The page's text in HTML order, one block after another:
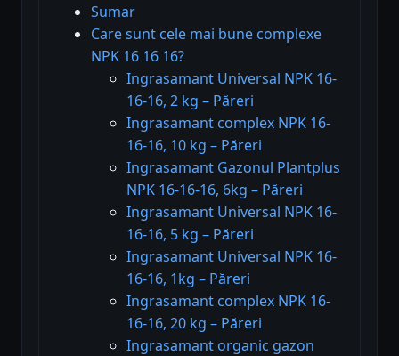
Sumar
Care sunt cele mai bune complexe
NPK 16 16 16?
Ingrasamant Universal NPK 16-
16-16, 2 kg – Păreri
Ingrasamant complex NPK 16-
16-16, 10 kg – Păreri
Ingrasamant Gazonul Plantplus
NPK 16-16-16, 6kg – Păreri
Ingrasamant Universal NPK 16-
16-16, 5 kg – Păreri
Ingrasamant Universal NPK 16-
16-16, 1kg – Păreri
Ingrasamant complex NPK 16-
16-16, 20 kg – Păreri
Ingrasamant organic gazon